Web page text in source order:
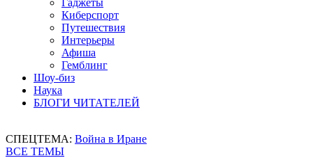
Гаджеты
Киберспорт
Путешествия
Интерьеры
Афиша
Гемблинг
Шоу-биз
Наука
БЛОГИ ЧИТАТЕЛЕЙ
СПЕЦТЕМА: Война в Иране
ВСЕ ТЕМЫ